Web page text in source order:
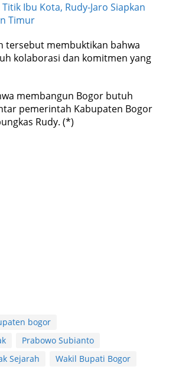
Ibu Kota, Rudy-Jaro Siapkan
Timur
tersebut membuktikan bahwa
kolaborasi dan komitmen yang
membangun Bogor butuh
pemerintah Kabupaten Bogor
Rudy. (*)
bogor
Prabowo Subianto
Sejarah Wakil Bupati Bogor